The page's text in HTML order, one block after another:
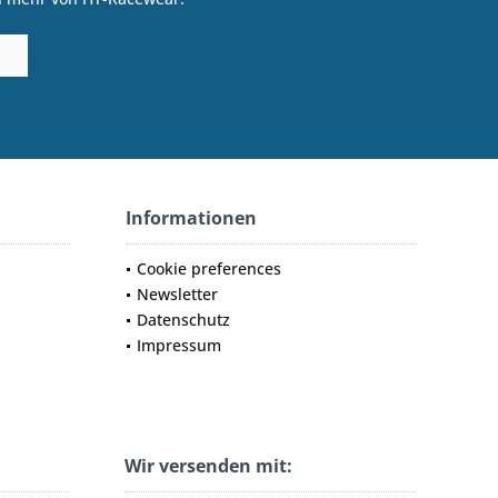
Informationen
Cookie preferences
Newsletter
Datenschutz
Impressum
Wir versenden mit: